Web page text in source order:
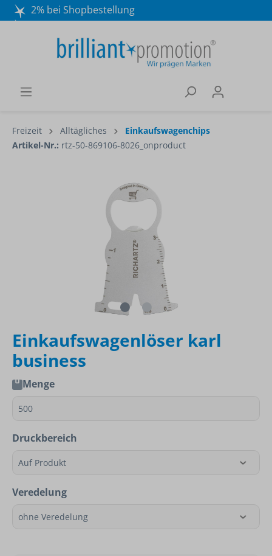
2% bei Shopbestellung
Wir beraten Sie gerne:
040 / 570 18 25 70
Freizeit Alltägliches
Einkaufswagenchips
Artikel-Nr.: rtz-50-869106-8026_onproduct
Einkaufswagenlöser karl
business
Menge
Druckbereich
Veredelung